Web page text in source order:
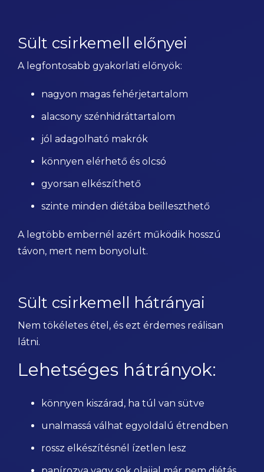
Sült csirkemell előnyei
A legfontosabb gyakorlati előnyök:
nagyon magas fehérjetartalom
alacsony szénhidráttartalom
jól adagolható makrók
könnyen elérhető és olcsó
gyorsan elkészíthető
szinte minden diétába beilleszthető
A legtöbb embernél azért működik hosszú
távon, mert nem bonyolult.
Sült csirkemell hátrányai
Nem tökéletes étel, és ezt érdemes reálisan
látni.
Lehetséges hátrányok:
könnyen kiszárad, ha túl van sütve
unalmassá válhat egyoldalú étrendben
rossz elkészítésnél ízetlen lesz